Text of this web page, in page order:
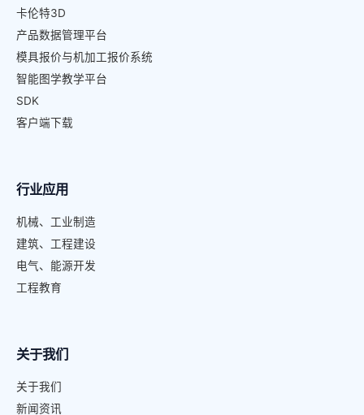
卡伦特3D
产品数据管理平台
模具报价与机加工报价系统
智能图学教学平台
SDK
客户端下载
行业应用
机械、工业制造
建筑、工程建设
电气、能源开发
工程教育
关于我们
关于我们
新闻资讯